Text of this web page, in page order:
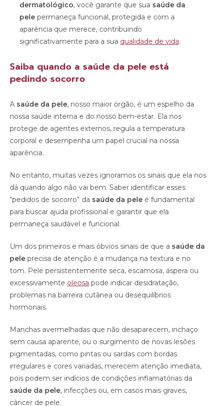
dermatológico, você garante que sua saúde da
pele permaneça funcional, protegida e com a
aparência que merece, contribuindo
significativamente para a sua qualidade de vida.
Saiba quando a saúde da pele está
pedindo socorro
A saúde da pele, nosso maior órgão, é um espelho da
nossa saúde interna e do nosso bem-estar. Ela nos
protege de agentes externos, regula a temperatura
corporal e desempenha um papel crucial na nossa
aparência.
No entanto, muitas vezes ignoramos os sinais que ela nos
dá quando algo não vai bem. Saber identificar esses
“pedidos de socorro” da saúde da pele é fundamental
para buscar ajuda profissional e garantir que ela
permaneça saudável e funcional.
Um dos primeiros e mais óbvios sinais de que a saúde da
pele precisa de atenção é a mudança na textura e no
tom. Pele persistentemente seca, escamosa, áspera ou
excessivamente oleosa pode indicar desidratação,
problemas na barreira cutânea ou desequilíbrios
hormonais.
Manchas avermelhadas que não desaparecem, inchaço
sem causa aparente, ou o surgimento de novas lesões
pigmentadas, como pintas ou sardas com bordas
irregulares e cores variadas, merecem atenção imediata,
pois podem ser indícios de condições inflamatórias da
saúde da pele, infecções ou, em casos mais graves,
câncer de pele.